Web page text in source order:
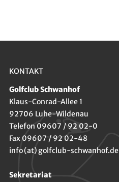
KONTAKT
Golfclub Schwanhof
Klaus-Conrad-Allee 1
92706 Luhe-Wildenau
Telefon 09607 / 92 02-0
Fax 09607 / 92 02-48
info (at) golfclub-schwanhof.de
Sekretariat